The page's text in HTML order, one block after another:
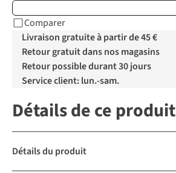
Comparer
Livraison gratuite à partir de 45 €
Retour gratuit dans nos magasins
Retour possible durant 30 jours
Service client: lun.-sam.
Détails de ce produit
Détails du produit